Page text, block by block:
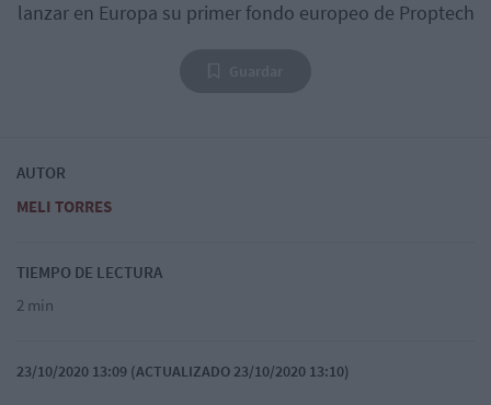
lanzar en Europa su primer fondo europeo de Proptech
AUTOR
MELI TORRES
TIEMPO DE LECTURA
2 min
23/10/2020 13:09 (ACTUALIZADO 23/10/2020 13:10)